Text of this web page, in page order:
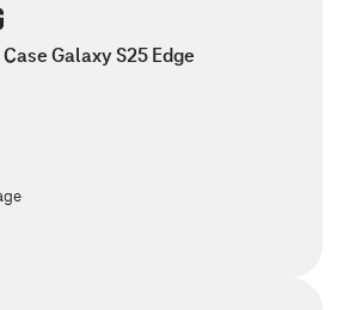
Galaxy S25 Edge